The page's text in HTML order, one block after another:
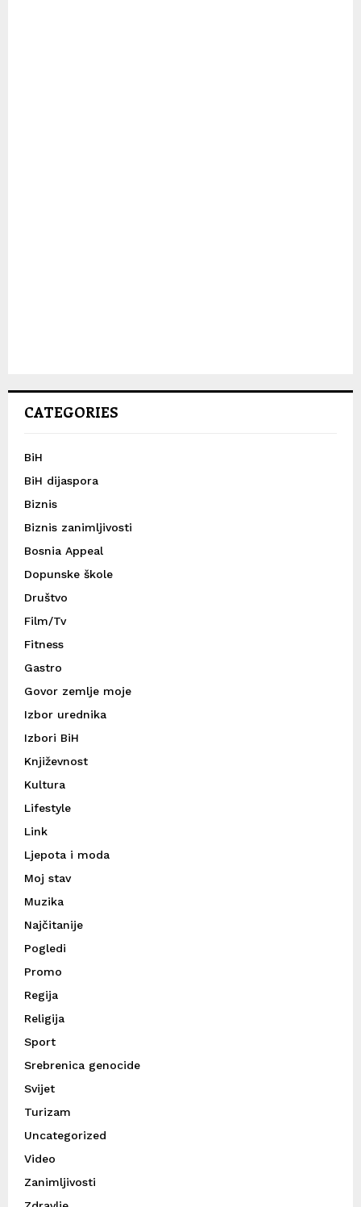
CATEGORIES
BiH
BiH dijaspora
Biznis
Biznis zanimljivosti
Bosnia Appeal
Dopunske škole
Društvo
Film/Tv
Fitness
Gastro
Govor zemlje moje
Izbor urednika
Izbori BiH
Književnost
Kultura
Lifestyle
Link
Ljepota i moda
Moj stav
Muzika
Najčitanije
Pogledi
Promo
Regija
Religija
Sport
Srebrenica genocide
Svijet
Turizam
Uncategorized
Video
Zanimljivosti